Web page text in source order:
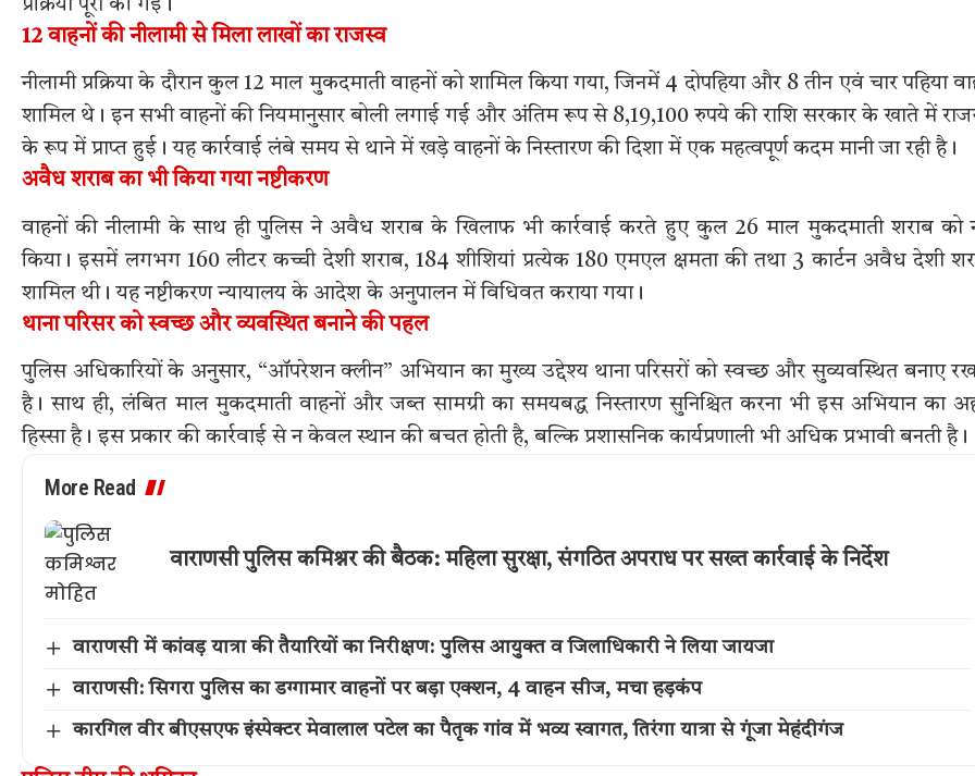
प्रक्रिया पूरी की गई।
12 वाहनों की नीलामी से मिला लाखों का राजस्व
नीलामी प्रक्रिया के दौरान कुल 12 माल मुकदमाती वाहनों को शामिल किया गया, जिनमें 4 दोपहिया और 8 तीन एवं चार पहिया
शामिल थे। इन सभी वाहनों की नियमानुसार बोली लगाई गई और अंतिम रूप से 8,19,100 रुपये की राशि सरकार के खाते में
के रूप में प्राप्त हुई। यह कार्रवाई लंबे समय से थाने में खड़े वाहनों के निस्तारण की दिशा में एक महत्वपूर्ण कदम मानी जा रही है।
अवैध शराब का भी किया गया नष्टीकरण
वाहनों की नीलामी के साथ ही पुलिस ने अवैध शराब के खिलाफ भी कार्रवाई करते हुए कुल 26 माल मुकदमाती शराब को
किया। इसमें लगभग 160 लीटर कच्ची देशी शराब, 184 शीशियां प्रत्येक 180 एमएल क्षमता की तथा 3 कार्टन अवैध देशी
शामिल थी। यह नष्टीकरण न्यायालय के आदेश के अनुपालन में विधिवत कराया गया।
थाना परिसर को स्वच्छ और व्यवस्थित बनाने की पहल
पुलिस अधिकारियों के अनुसार, “ऑपरेशन क्लीन” अभियान का मुख्य उद्देश्य थाना परिसरों को स्वच्छ और सुव्यवस्थित बनाए
है। साथ ही, लंबित माल मुकदमाती वाहनों और जब्त सामग्री का समयबद्ध निस्तारण सुनिश्चित करना भी इस अभियान का
हिस्सा है। इस प्रकार की कार्रवाई से न केवल स्थान की बचत होती है, बल्कि प्रशासनिक कार्यप्रणाली भी अधिक प्रभावी बनती है।
More Read
वाराणसी पुलिस कमिश्नर की बैठक: महिला सुरक्षा, संगठित अपराध पर सख्त कार्रवाई के निर्देश
वाराणसी में कांवड़ यात्रा की तैयारियों का निरीक्षण: पुलिस आयुक्त व जिलाधिकारी ने लिया जायजा
वाराणसी: सिगरा पुलिस का डग्गामार वाहनों पर बड़ा एक्शन, 4 वाहन सीज, मचा हड़कंप
कारगिल वीर बीएसएफ इंस्पेक्टर मेवालाल पटेल का पैतृक गांव में भव्य स्वागत, तिरंगा यात्रा से गूंजा मेहंदीगंज